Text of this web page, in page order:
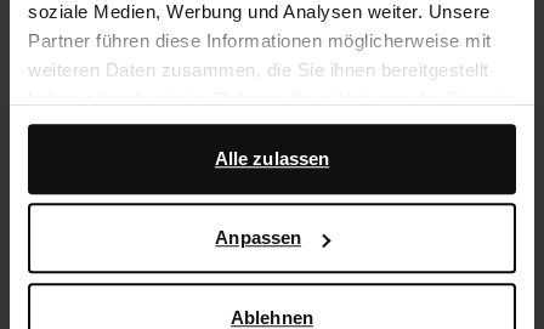
soziale Medien, Werbung und Analysen weiter. Unsere
Partner führen diese Informationen möglicherweise mit
weiteren Daten zusammen, die Sie ihnen bereitgestellt
gesammelt haben.
Darüber hinaus arbeiten wir mit Google zu Werbe- und
darüber, wie Google Ihre personenbezogenen Daten
verwendet, finden Sie auf derSeite zur geschäftlichen
Alle zulassen
Anpassen
Ablehnen
Dunkelblaue Cowboystiefel mit
Umschlag in Denim-Optik
113.98
68.39
Braune Veloursleder-Cowboystiefel
mit Umschlag
217.00
86.80
- 60% - 50%